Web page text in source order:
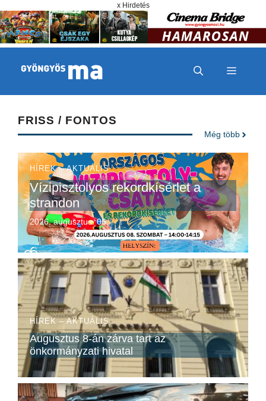
x Hirdetés
MENÜ
FRISS / FONTOS
Még több
HÍREK – AKTUÁLIS
Vízipisztolyos rekordkísérlet a
strandon
2026. augusztus. 06.
HÍREK – AKTUÁLIS
Augusztus 8-án zárva tart az
önkormányzati hivatal